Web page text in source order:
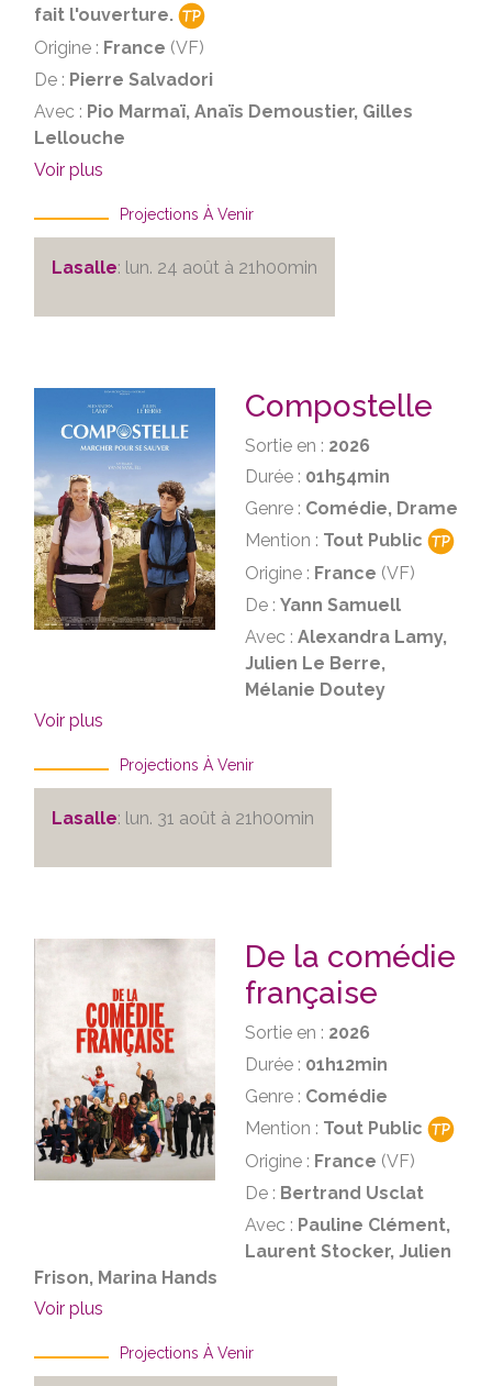
fait l'ouverture.
Origine : France (VF)
De : Pierre Salvadori
Avec : Pio Marmaï, Anaïs Demoustier, Gilles
Lellouche
Voir plus
Projections À Venir
Lasalle: lun. 24 août à 21h00min
Compostelle
Sortie en : 2026
Durée : 01h54min
Genre : Comédie, Drame
Mention : Tout Public
Origine : France (VF)
De : Yann Samuell
Avec : Alexandra Lamy,
Julien Le Berre,
Mélanie Doutey
Voir plus
Projections À Venir
Lasalle: lun. 31 août à 21h00min
De la comédie
française
Sortie en : 2026
Durée : 01h12min
Genre : Comédie
Mention : Tout Public
Origine : France (VF)
De : Bertrand Usclat
Avec : Pauline Clément,
Laurent Stocker, Julien
Frison, Marina Hands
Voir plus
Projections À Venir